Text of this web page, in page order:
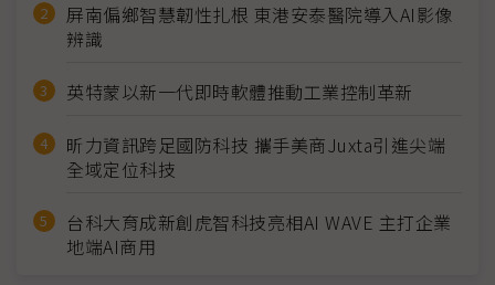
屏南偏鄉智慧韌性扎根 東港安泰醫院導入AI影像
辨識
英特蒙以新一代即時軟體推動工業控制革新
昕力資訊跨足國防科技 攜手美商Juxta引進尖端
全域定位科技
台科大育成新創虎智科技亮相AI WAVE 主打企業
地端AI商用